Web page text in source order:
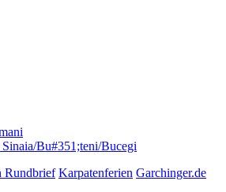
Bu#351;teni/Bucegi
Rundbrief Karpatenferien Garchinger.de